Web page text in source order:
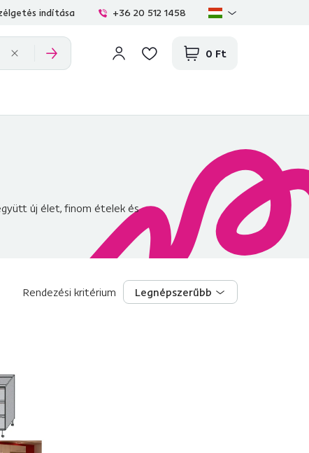
indítása +36 20 512 1458
0 Ft
új élet, finom ételek és
Legnépszerűbb
Rendezési kritérium Legnépszerűbb